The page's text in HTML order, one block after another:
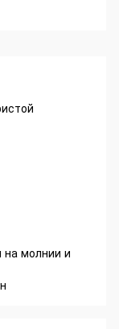
на молнии и